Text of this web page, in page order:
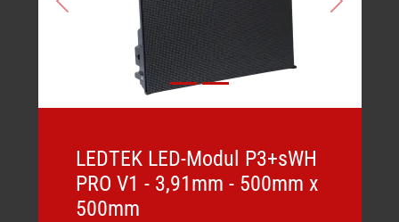
Previous Next
LEDTEK LED-Modul P3+sWH
PRO V1 - 3,91mm - 500mm x
500mm